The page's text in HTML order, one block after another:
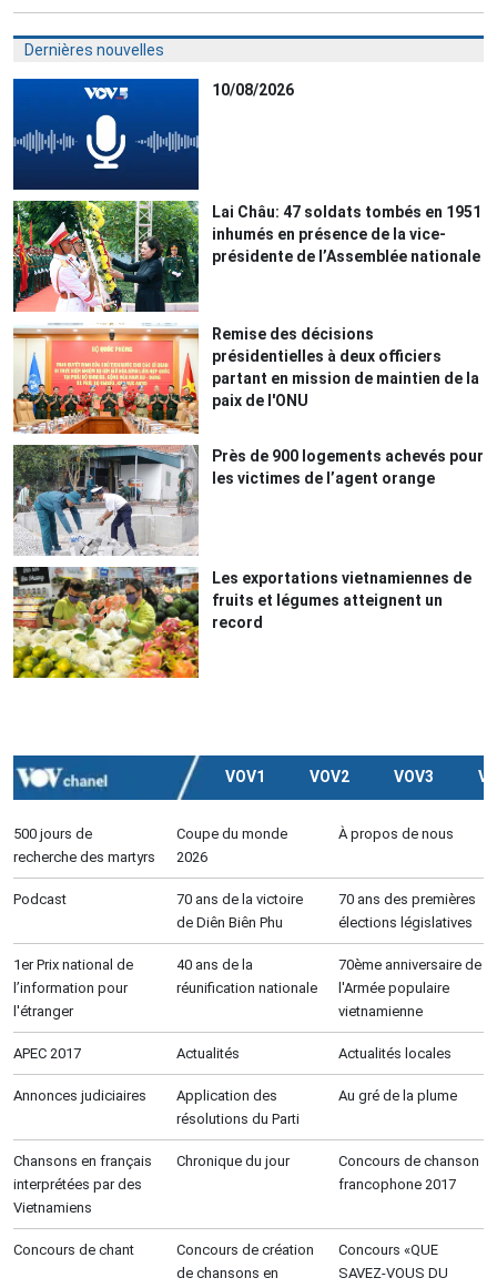
Dernières nouvelles
10/08/2026
Lai Châu: 47 soldats tombés en 1951
inhumés en présence de la vice-
présidente de l’Assemblée nationale
Remise des décisions
présidentielles à deux officiers
partant en mission de maintien de la
paix de l'ONU
Près de 900 logements achevés pour
les victimes de l’agent orange
Les exportations vietnamiennes de
fruits et légumes atteignent un
record
VOV1 VOV2 VOV3
500 jours de
recherche des martyrs
Coupe du monde
2026
À propos de nous
Podcast
70 ans de la victoire
de Diên Biên Phu
70 ans des premières
élections législatives
1er Prix national de
l’information pour
l'étranger
40 ans de la
réunification nationale
70ème anniversaire de
l'Armée populaire
vietnamienne
APEC 2017 Actualités Actualités locales
Annonces judiciaires
Application des
résolutions du Parti
Au gré de la plume
Chansons en français
interprétées par des
Vietnamiens
Chronique du jour
Concours de chanson
francophone 2017
Concours de chant
Concours de création
de chansons en
Concours «QUE
SAVEZ-VOUS DU